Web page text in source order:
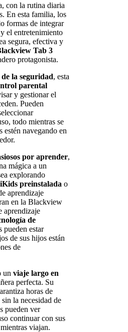
con la rutina diaria
En esta familia, los
formas de integrar
el entretenimiento
segura, efectiva y
Tab 3
protagonista.
la seguridad, esta
parental
y gestionar el
Pueden
todo mientras se
estén navegando en
por aprender,
mágica a un
explorando
iKids preinstalada o
aprendizaje
en la Blackview
aprendizaje
de
pueden estar
de sus hijos están
de
un viaje largo en
perfecta. Su
horas de
la necesidad de
pueden ver
continuar con sus
viajan.